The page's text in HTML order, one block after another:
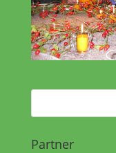
Partner